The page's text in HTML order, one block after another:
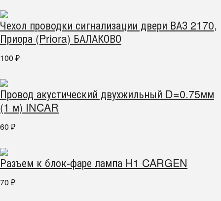
Чехол проводки сигнализации двери ВАЗ 2170,
Приора (Priora) БАЛАКОВО
100 ₽
Провод акустический двухжильный D=0.75мм
(1 м) INCAR
60 ₽
Разъем к блок-фаре лампа H1 CARGEN
70 ₽